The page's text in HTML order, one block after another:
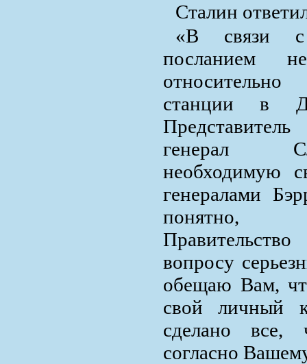
Сталин
«В связи
посланием
станции в
генерал
необходимую
генералами
понятно,
вопросу
обещаю Вам,
свой личный
сделано все,
согласно